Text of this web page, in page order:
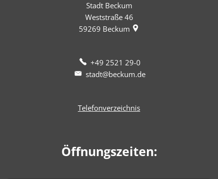
Stadt Beckum
Weststraße 46
59269 Beckum
+49 2521 29-0
stadt@beckum.de
Telefonverzeichnis
Öffnungszeiten: